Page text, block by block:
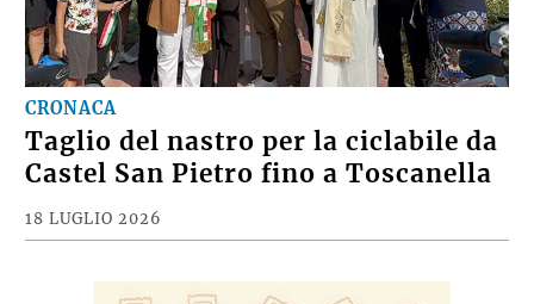
CRONACA
Taglio del nastro per la ciclabile da
Castel San Pietro fino a Toscanella
18 LUGLIO 2026